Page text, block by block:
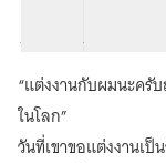
จำนวนคำ จำนวนหน้า
“แต่งงานกับผมนะค
ในโลก”
วันที่เขาขอแต่งงานเ